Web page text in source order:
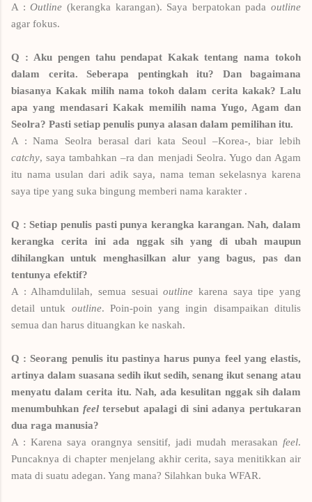
A :Outline (kerangka karangan). Saya berpatokan pada outline
agar fokus.
Q : Aku pengen tahu pendapat Kakak tentang nama tokoh
dalam cerita. Seberapa pentingkah itu? Dan bagaimana
biasanya Kakak milih nama tokoh dalam cerita kakak? Lalu
apa yang mendasari Kakak memilih nama Yugo, Agam dan
Seolra? Pasti setiap penulis punya alasan dalam pemilihan itu.
A : Nama Seolra berasal dari kata Seoul –Korea-, biar lebih
catchy, saya tambahkan –ra dan menjadi Seolra. Yugo dan Agam
itu nama usulan dari adik saya, nama teman sekelasnya karena
saya tipe yang suka bingung memberi nama karakter .
Q : Setiap penulis pasti punya kerangka karangan. Nah, dalam
kerangka cerita ini ada nggak sih yang di ubah maupun
dihilangkan untuk menghasilkan alur yang bagus, pas dan
tentunya efektif?
A : Alhamdulilah, semua sesuaioutline karena saya tipe yang
detail untuk outline. Poin-poin yang ingin disampaikan ditulis
semua dan harus dituangkan ke naskah.
Q : Seorang penulis itu pastinya harus punya feel yang elastis,
artinya dalam suasana sedih ikut sedih, senang ikut senang atau
menyatu dalam cerita itu. Nah, ada kesulitan nggak sih dalam
menumbuhkan feeltersebut apalagi di sini adanya pertukaran
dua raga manusia?
A : Karena saya orangnya sensitif, jadi mudah merasakan feel.
Puncaknya di chapter menjelang akhir cerita, saya menitikkan air
mata di suatu adegan. Yang mana? Silahkan buka WFAR.